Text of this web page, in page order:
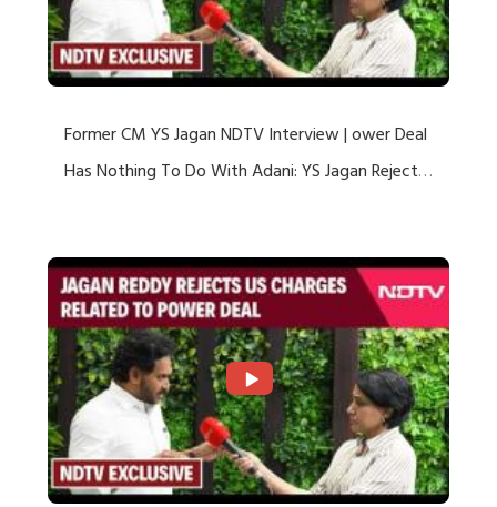
Former CM YS Jagan NDTV Interview | ower Deal
Has Nothing To Do With Adani: YS Jagan Rejects